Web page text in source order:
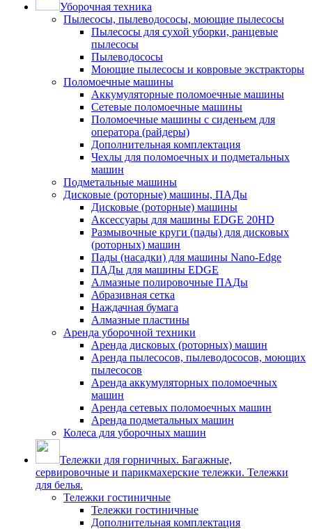
Уборочная техника
Пылесосы, пылеводососы, моющие пылесосы
Пылесосы для сухой уборки, ранцевые
пылесосы
Пылеводососы
Моющие пылесосы и ковровые экстракторы
Поломоечные машины
Аккумуляторные поломоечные машины
Сетевые поломоечные машины
Поломоечные машины с сиденьем для
оператора (райдеры)
Дополнительная комплектация
Чехлы для поломоечных и подметальных
машин
Подметальные машины
Дисковые (роторные) машины, ПАДы
Дисковые (роторные) машины
Аксессуары для машины EDGE 20HD
Размывочные круги (пады) для дисковых
(роторных) машин
Пады (насадки) для машины Nano-Edge
ПАДы для машины EDGE
Алмазные полировочные ПАДы
Абразивная сетка
Наждачная бумага
Алмазные пластины
Аренда уборочной техники
Аренда дисковых (роторных) машин
Аренда пылесосов, пылеводососов, моющих
пылесосов
Аренда аккумуляторных поломоечных
машин
Аренда сетевых поломоечных машин
Аренда подметальных машин
Колеса для уборочных машин
Тележки для горничных. Багажные,
сервировочные и парикмахерские тележки. Тележки
для белья.
Тележки гостиничные
Тележки гостиничные
Дополнительная комплектация